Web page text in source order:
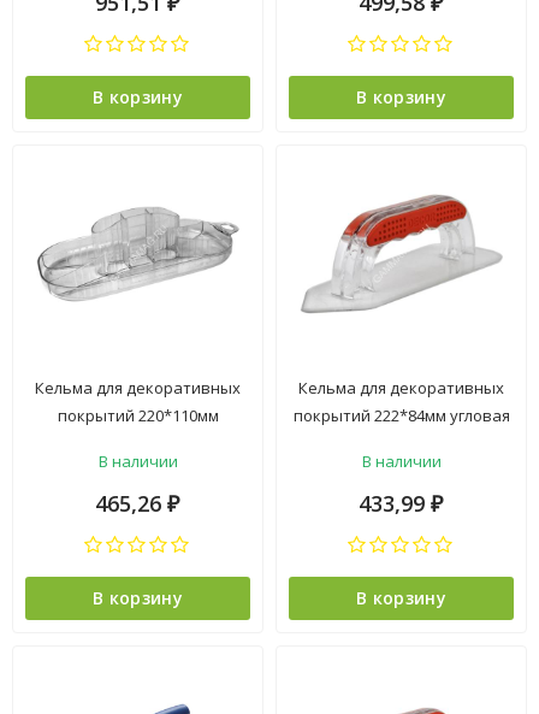
В корзину В корзину
Кельма для декоративных
покрытий 220*110мм
арт.640-220 DECOR *1/16/48
В наличии
465,26 ₽
В корзину
Кельма для декоративных
покрытий 222*84мм угловая
*1/25/100
В наличии
433,99 ₽
В корзину